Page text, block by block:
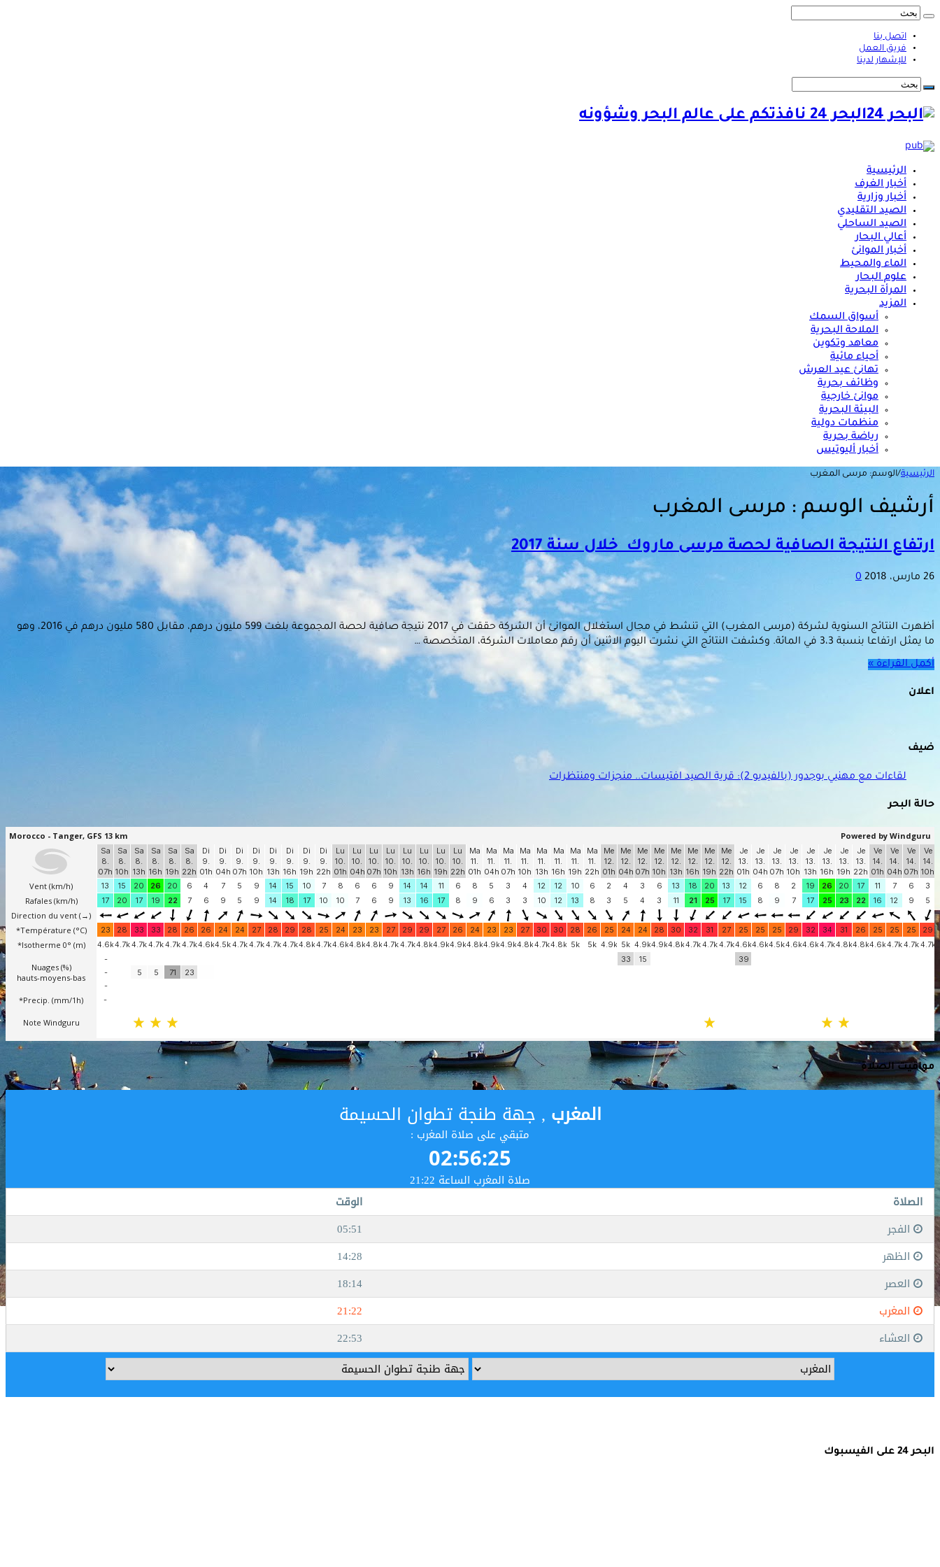
اتصل بنا
فريق العمل
للإشهار لدينا
البحر 24 نافذتكم على عالم البحر وشؤونه
الرئيسية
أخبار الغرف
أخبار وزارية
الصيد التقليدي
الصيد الساحلي
أعالي البحار
أخبار الموانئ
الماء والمحيط
علوم البحار
المرأة البحرية
المزيد
أسواق السمك
الملاحة البحرية
معاهد وتكوين
أحياء مائية
تهانئ عيد العرش
وظائف بحرية
موانئ خارجية
البيئة البحرية
منظمات دولية
رياضة بحرية
أخبار أليوتيس
الرئيسية/الوسم: مرسى المغرب
أرشيف الوسم : مرسى المغرب
ارتفاع النتيجة الصافية لحصة مرسى ماروك خلال سنة 2017
26 مارس، 2018 0
أظهرت النتائج السنوية لشركة (مرسى المغرب) التي تنشط في مجال استغلال الموانئ أن الشركة حققت في 2017 نتيجة صافية لحصة المجموعة بلغت 599 مليون درهم، مقابل 580 مليون درهم في 2016، وهو
ما يمثل ارتفاعا بنسبة 3،3 في المائة. وكشفت النتائج التي نشرت اليوم الاثنين أن رقم معاملات الشركة، المتخصصة …
أكمل القراءة »
اعلان
ضيف
لقاءات مع مهنيي بوجدور (بالفيديو 2): قرية الصيد افتيسات.. منجزات ومنتظرات
حالة البحر
مواقيت الصلاة
البحر 24 على الفيسبوك